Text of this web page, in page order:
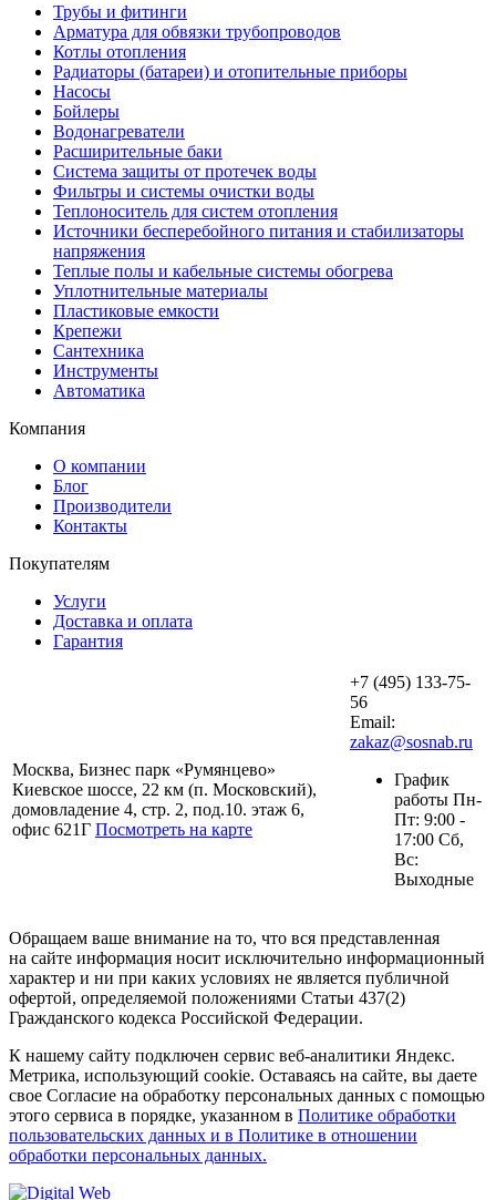
Трубы и фитинги
Арматура для обвязки трубопроводов
Котлы отопления
Радиаторы (батареи) и отопительные приборы
Насосы
Бойлеры
Водонагреватели
Расширительные баки
Система защиты от протечек воды
Фильтры и системы очистки воды
Теплоноситель для систем отопления
Источники бесперебойного питания и стабилизаторы
напряжения
Теплые полы и кабельные системы обогрева
Уплотнительные материалы
Пластиковые емкости
Крепежи
Сантехника
Инструменты
Автоматика
Компания
О компании
Блог
Производители
Контакты
Покупателям
Услуги
Доставка и оплата
Гарантия
Москва, Бизнес парк «Румянцево»
Киевское шоссе, 22 км (п. Московский),
домовладение 4, стр. 2, под.10. этаж 6,
офис 621Г Посмотреть на карте
+7 (495) 133-75-
56
Email:
zakaz@sosnab.ru
График
работы Пн-
Пт: 9:00 -
17:00 Сб,
Вс:
Выходные
Обращаем ваше внимание на то, что вся представленная
на сайте информация носит исключительно информационный
характер и ни при каких условиях не является публичной
офертой, определяемой положениями Статьи 437(2)
Гражданского кодекса Российской Федерации.
К нашему сайту подключен сервис веб-аналитики Яндекс.
Метрика, использующий cookie. Оставаясь на сайте, вы даете
свое Согласие на обработку персональных данных с помощью
этого сервиса в порядке, указанном в Политике обработки
пользовательских данных и в Политике в отношении
обработки персональных данных.